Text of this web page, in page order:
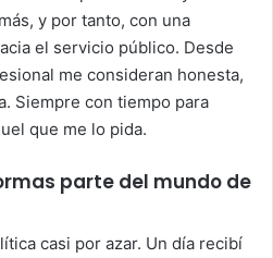
y por tanto, con una
el servicio público. Desde
me consideran honesta,
Siempre con tiempo para
que me lo pida.
parte del mundo de
casi por azar. Un día recibí